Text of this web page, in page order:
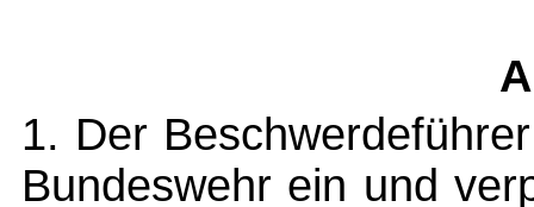
1. Der
Bundeswehr ein und